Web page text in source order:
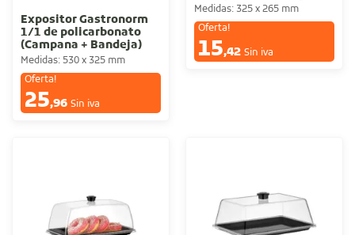
Expositor Gastronorm
1/1 de policarbonato
(Campana + Bandeja)
Medidas: 530 x 325 mm
Oferta!
25,96 Sin iva
Medidas: 325 x 265 mm
Oferta!
15,42 Sin iva